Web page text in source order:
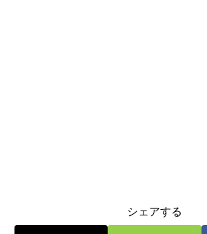
シェアする